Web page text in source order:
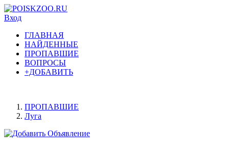
Вход
ГЛАВНАЯ
НАЙДЕННЫЕ
ПРОПАВШИЕ
ВОПРОСЫ
+ДОБАВИТЬ
ПРОПАВШИЕ
Луга